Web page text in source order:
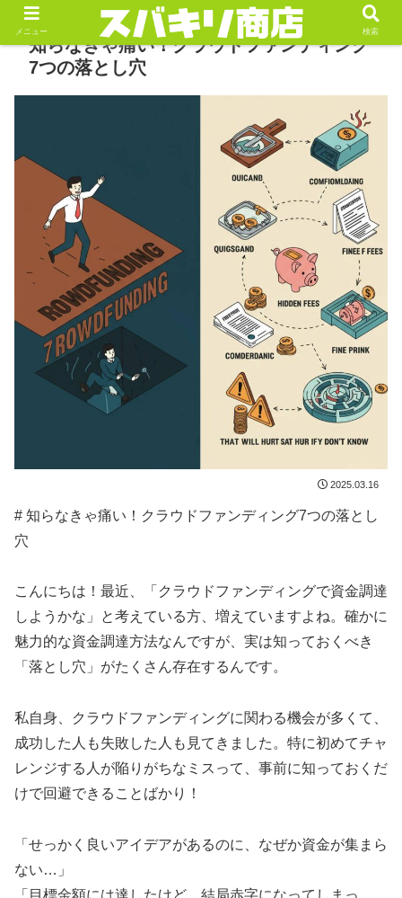
知らなきゃ痛い！クラウドファンディング
7つの落とし穴
2025.03.16
# 知らなきゃ痛い！クラウドファンディング7つの落とし
穴
こんにちは！最近、「クラウドファンディングで資金調達
しようかな」と考えている方、増えていますよね。確かに
魅力的な資金調達方法なんですが、実は知っておくべき
「落とし穴」がたくさん存在するんです。
私自身、クラウドファンディングに関わる機会が多くて、
成功した人も失敗した人も見てきました。特に初めてチャ
レンジする人が陥りがちなミスって、事前に知っておくだ
けで回避できることばかり！
「せっかく良いアイデアがあるのに、なぜか資金が集まら
ない…」
「目標金額には達したけど、結局赤字になってしまっ
メニュー 検索